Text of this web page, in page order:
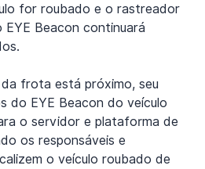
for roubado e o rastreador
Beacon continuará
frota está próximo, seu
do EYE Beacon do veículo
o servidor e plataforma de
os responsáveis e
o veículo roubado de